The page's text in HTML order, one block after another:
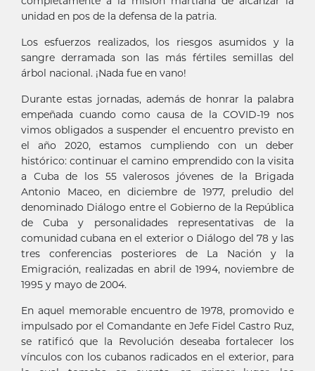
unidad en pos de la defensa de la patria.
Los esfuerzos realizados, los riesgos asumidos y la
sangre derramada son las más fértiles semillas del
árbol nacional. ¡Nada fue en vano!
Durante estas jornadas, además de honrar la palabra
empeñada cuando como causa de la COVID-19 nos
vimos obligados a suspender el encuentro previsto en
el año 2020, estamos cumpliendo con un deber
histórico: continuar el camino emprendido con la visita
a Cuba de los 55 valerosos jóvenes de la Brigada
Antonio Maceo, en diciembre de 1977, preludio del
denominado Diálogo entre el Gobierno de la República
de Cuba y personalidades representativas de la
comunidad cubana en el exterior o Diálogo del 78 y las
tres conferencias posteriores de La Nación y la
Emigración, realizadas en abril de 1994, noviembre de
1995 y mayo de 2004.
En aquel memorable encuentro de 1978, promovido e
impulsado por el Comandante en Jefe Fidel Castro Ruz,
se ratificó que la Revolución deseaba fortalecer los
vínculos con los cubanos radicados en el exterior, para